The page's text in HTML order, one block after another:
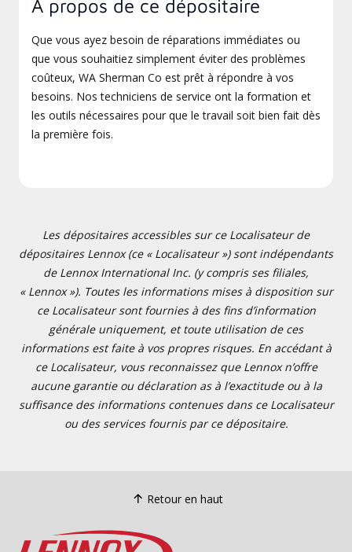
À propos de ce dépositaire
Que vous ayez besoin de réparations immédiates ou
que vous souhaitiez simplement éviter des problèmes
coûteux, WA Sherman Co est prêt à répondre à vos
besoins. Nos techniciens de service ont la formation et
les outils nécessaires pour que le travail soit bien fait dès
la première fois.
Les dépositaires accessibles sur ce Localisateur de
dépositaires Lennox (ce « Localisateur ») sont indépendants
de Lennox International Inc. (y compris ses filiales,
« Lennox »). Toutes les informations mises à disposition sur
ce Localisateur sont fournies à des fins d’information
générale uniquement, et toute utilisation de ces
informations est faite à vos propres risques. En accédant à
ce Localisateur, vous reconnaissez que Lennox n’offre
aucune garantie ou déclaration as à l’exactitude ou à la
suffisance des informations contenues dans ce Localisateur
ou des services fournis par ce dépositaire.
Retour en haut